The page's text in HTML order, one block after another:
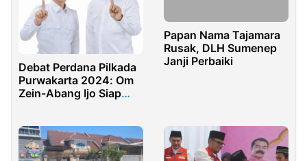
Debat Perdana Pilkada
Purwakarta 2024: Om
Zein-Abang Ijo Siap
Istimewa
Papan Nama Tajamara
Rusak, DLH Sumenep
Janji Perbaiki